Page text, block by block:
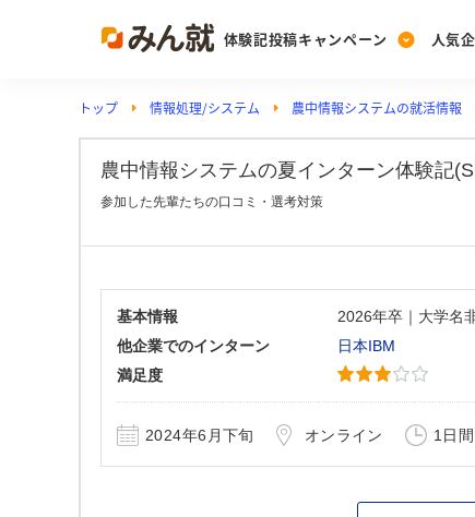
体験記投稿キャンペーン
Post
投稿する
人気
Ranking
ランキングを見る
Vote
投票する
PickUp
注目の企業特集
動画で知ろう！業
トップ 情報処理/システム 農中情報システムの就活情報
農中情報システムの夏インターン体験記
参加した先輩たちの口コミ・選考対策
基本情報
2026年卒｜大学名
他企業でのインターン
日本IBM
満足度
2024年6月下旬 オンライン 1日間